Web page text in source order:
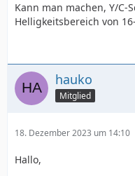
Kann man machen, Y/
Helligkeitsbereich von
hauko
Mitglied
18. Dezember 2023 um 14:10
Hallo,